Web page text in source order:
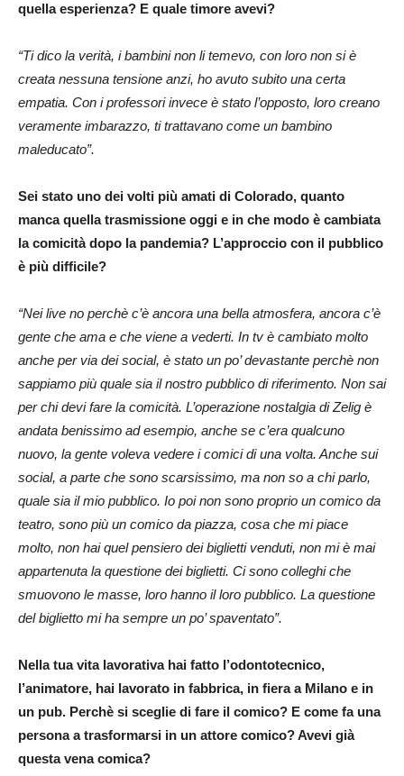
quella esperienza? E quale timore avevi?
“Ti dico la verità, i bambini non li temevo, con loro non si è
creata nessuna tensione anzi, ho avuto subito una certa
empatia. Con i professori invece è stato l’opposto, loro creano
veramente imbarazzo, ti trattavano come un bambino
maleducato”.
Sei stato uno dei volti più amati di Colorado, quanto
manca quella trasmissione oggi e in che modo è cambiata
la comicità dopo la pandemia? L’approccio con il pubblico
è più difficile?
“Nei live no perchè c’è ancora una bella atmosfera, ancora c’è
gente che ama e che viene a vederti. In tv è cambiato molto
anche per via dei social, è stato un po’ devastante perchè non
sappiamo più quale sia il nostro pubblico di riferimento. Non sai
per chi devi fare la comicità. L’operazione nostalgia di Zelig è
andata benissimo ad esempio, anche se c’era qualcuno
nuovo, la gente voleva vedere i comici di una volta. Anche sui
social, a parte che sono scarsissimo, ma non so a chi parlo,
quale sia il mio pubblico. Io poi non sono proprio un comico da
teatro, sono più un comico da piazza, cosa che mi piace
molto, non hai quel pensiero dei biglietti venduti, non mi è mai
appartenuta la questione dei biglietti. Ci sono colleghi che
smuovono le masse, loro hanno il loro pubblico. La questione
del biglietto mi ha sempre un po’ spaventato”.
Nella tua vita lavorativa hai fatto l’odontotecnico,
l’animatore, hai lavorato in fabbrica, in fiera a Milano e in
un pub. Perchè si sceglie di fare il comico? E come fa una
persona a trasformarsi in un attore comico? Avevi già
questa vena comica?